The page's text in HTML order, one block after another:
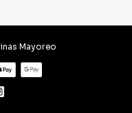
Mayoreo